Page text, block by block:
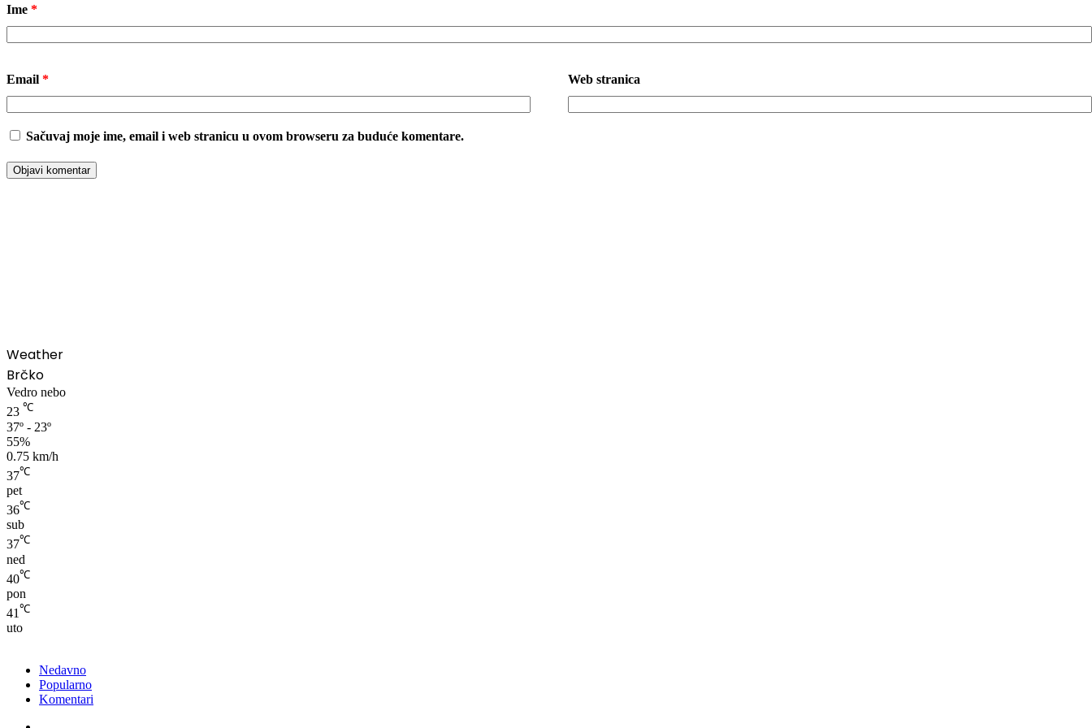
Ime *
Email * Web stranica
Sačuvaj moje ime, email i web stranicu u ovom browseru za buduće komentare.
Weather
Brčko
Vedro nebo
23 ℃
37º - 23º
55%
0.75 km/h
37℃
pet
36℃
sub
37℃
ned
40℃
pon
41 ℃
uto
Nedavno
Popularno
Komentari